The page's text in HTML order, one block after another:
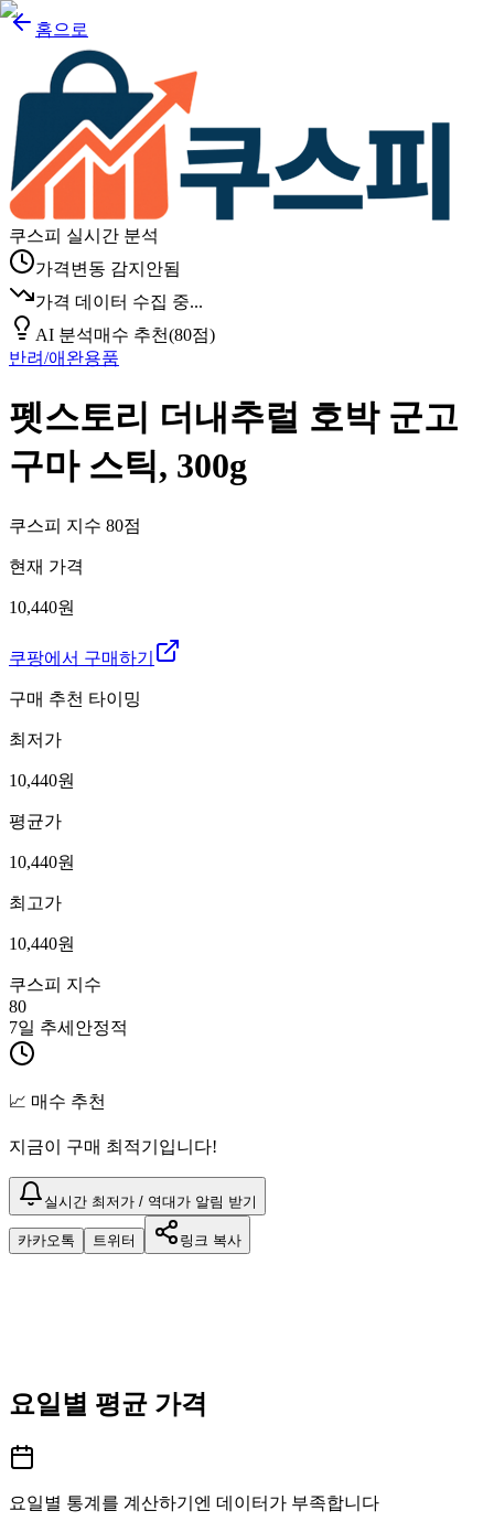
홈으로
쿠스피 실시간 분석
가격변동 감지안됨
가격 데이터 수집 중...
AI 분석매수 추천(80점)
반려/애완용품
펫스토리 더내추럴 호박 군고
구마 스틱, 300g
쿠스피 지수 80점
현재 가격
10,440원
쿠팡에서 구매하기
구매 추천 타이밍
최저가
10,440원
평균가
10,440원
최고가
10,440원
쿠스피 지수
80
7일 추세 안정적
📈 매수 추천
지금이 구매 최적기입니다!
실시간 최저가 / 역대가 알림 받기
카카오톡 트위터 링크 복사
요일별 평균 가격
요일별 통계를 계산하기엔 데이터가 부족합니다